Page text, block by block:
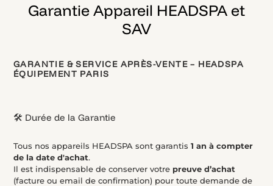
Garantie Appareil HEADSPA et
SAV
GARANTIE & SERVICE APRÈS-VENTE – HEADSPA
ÉQUIPEMENT PARIS
🛠️ Durée de la Garantie
Tous nos appareils HEADSPA sont garantis 1 an à compter
de la date d'achat.
Il est indispensable de conserver votre preuve d’achat
(facture ou email de confirmation) pour toute demande de